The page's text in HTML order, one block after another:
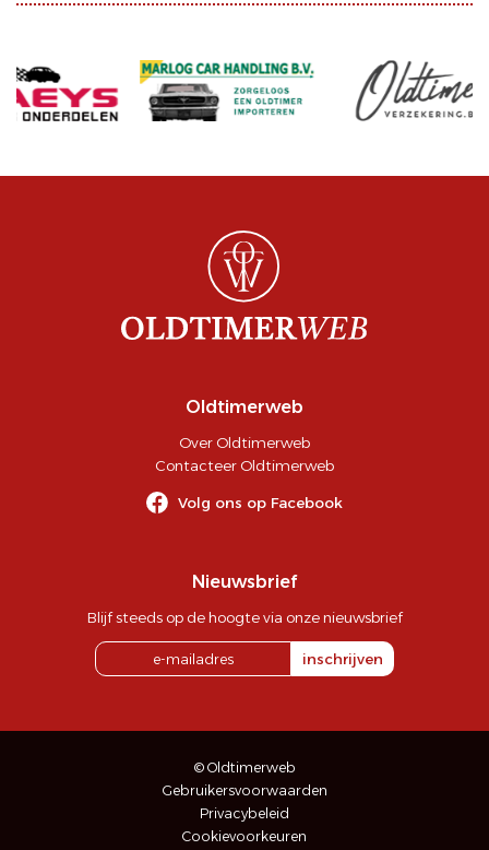
Oldtimerweb
Over Oldtimerweb
Contacteer Oldtimerweb
Volg ons op Facebook
Nieuwsbrief
Blijf steeds op de hoogte via onze nieuwsbrief
inschrijven
© Oldtimerweb
Gebruikersvoorwaarden
Privacybeleid
Cookievoorkeuren